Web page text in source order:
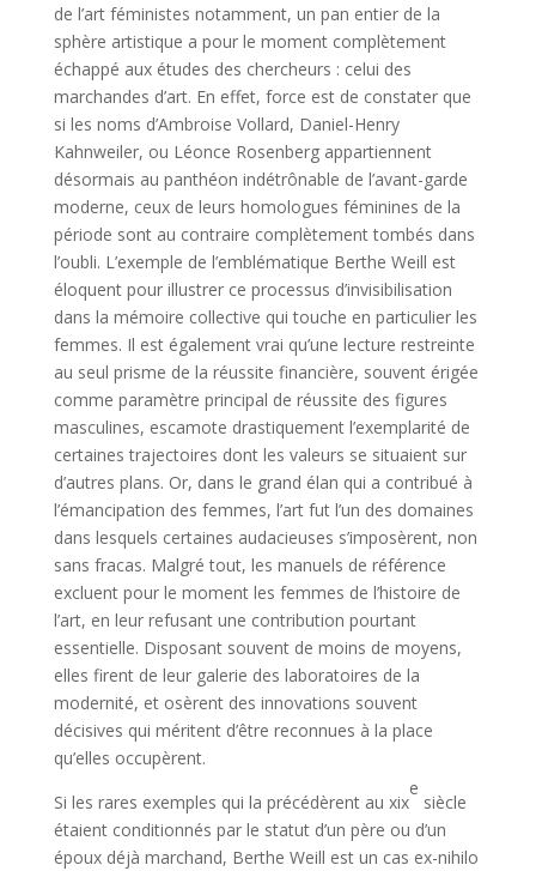
de l’art féministes notamment, un pan entier de la
sphère artistique a pour le moment complètement
échappé aux études des chercheurs : celui des
marchandes d’art. En effet, force est de constater que
si les noms d’Ambroise Vollard, Daniel-Henry
Kahnweiler, ou Léonce Rosenberg appartiennent
désormais au panthéon indétrônable de l’avant-garde
moderne, ceux de leurs homologues féminines de la
période sont au contraire complètement tombés dans
l’oubli. L’exemple de l’emblématique Berthe Weill est
éloquent pour illustrer ce processus d’invisibilisation
dans la mémoire collective qui touche en particulier les
femmes. Il est également vrai qu’une lecture restreinte
au seul prisme de la réussite financière, souvent érigée
comme paramètre principal de réussite des figures
masculines, escamote drastiquement l’exemplarité de
certaines trajectoires dont les valeurs se situaient sur
d’autres plans. Or, dans le grand élan qui a contribué à
l’émancipation des femmes, l’art fut l’un des domaines
dans lesquels certaines audacieuses s’imposèrent, non
sans fracas. Malgré tout, les manuels de référence
excluent pour le moment les femmes de l’histoire de
l’art, en leur refusant une contribution pourtant
essentielle. Disposant souvent de moins de moyens,
elles firent de leur galerie des laboratoires de la
modernité, et osèrent des innovations souvent
décisives qui méritent d’être reconnues à la place
qu’elles occupèrent.
Si les rares exemples qui la précédèrent au xix
e
siècle
étaient conditionnés par le statut d’un père ou d’un
époux déjà marchand, Berthe Weill est un cas ex-nihilo